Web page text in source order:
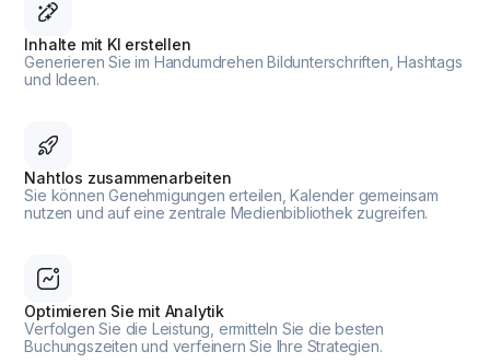
Inhalte mit KI erstellen
Generieren Sie im Handumdrehen Bildunterschriften, Hashtags
und Ideen.
Nahtlos zusammenarbeiten
Sie können Genehmigungen erteilen, Kalender gemeinsam
nutzen und auf eine zentrale Medienbibliothek zugreifen.
Optimieren Sie mit Analytik
Verfolgen Sie die Leistung, ermitteln Sie die besten
Buchungszeiten und verfeinern Sie Ihre Strategien.